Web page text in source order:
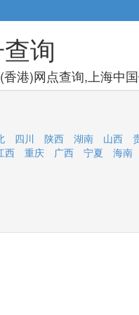
询
港)网点查询,上海中
四川 陕西 湖南 山西
西 重庆 广西 宁夏 海南